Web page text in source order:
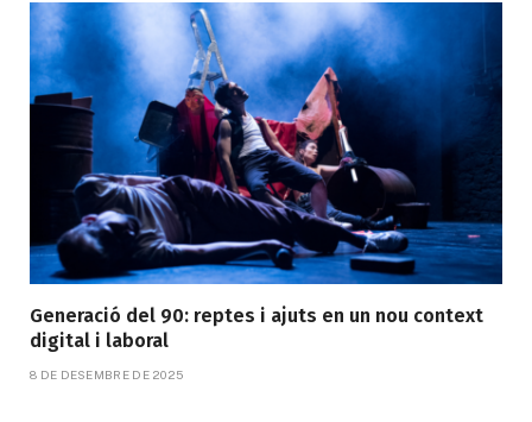
Generació del 90: reptes i ajuts en un nou context
digital i laboral
8 DE DESEMBRE DE 2025